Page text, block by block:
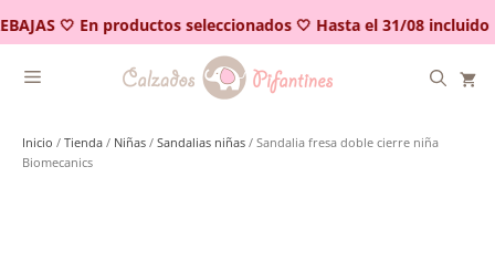
🤍 En productos seleccionados 🤍 Hasta el 31/08 incluido
al
contenido
Inicio / Tienda / Niñas / Sandalias niñas / Sandalia fresa doble cierre niña
Biomecanics